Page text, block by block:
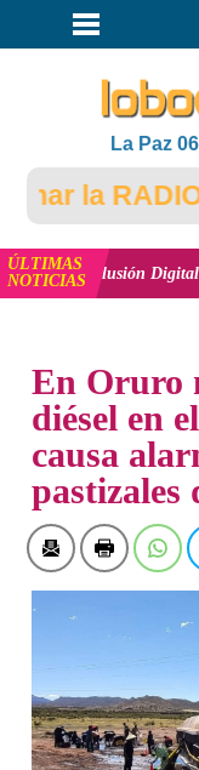
La Paz
la RADIO
ÚLTIMAS
NOTICIAS
inclusión Digital en Bolivia
En Oruro
diésel en
causa
pastizales